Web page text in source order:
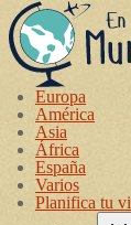
Europa
América
Asia
África
España
Varios
Planifica tu